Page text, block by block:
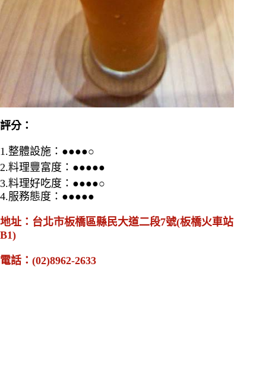
評分：
1.整體設施： ●●●●○
2.料理豐富度 ： ●●●●●
3.料理好吃度： ●●●●○
4.服務態度： ●●●●●
地址：台北市板橋區縣民大道二段7號(板橋火車站
B1)
電話： (02)8962-2633